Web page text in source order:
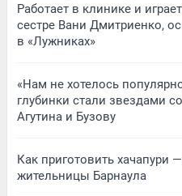
Работает в клинике и
сестре Вани Дмитриенко,
в «Лужниках»
«Нам не хотелось
глубинки стали звездами
Агутина и Бузову
Как приготовить хачапури
жительницы Барнаула